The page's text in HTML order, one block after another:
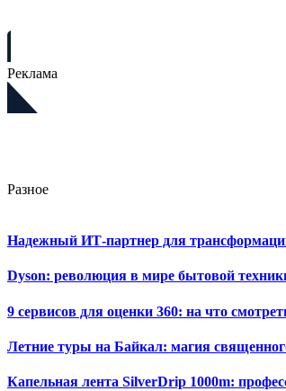
Реклама
Разное
Надежный ИТ-партнер для
Dyson: революция в мире бытовой
9 сервисов для оценки 360: на что
Летние туры на Байкал: магия
Капельная лента SilverDrip 1000m: